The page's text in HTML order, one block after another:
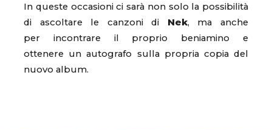
In queste occasioni ci sarà non solo la possibilità
di ascoltare le canzoni di Nek, ma anche
per incontrare il proprio beniamino e
ottenere un autografo sulla propria copia del
nuovo album.